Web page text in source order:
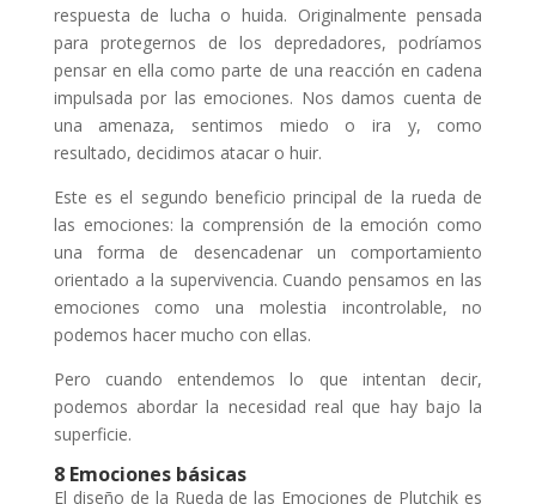
respuesta de lucha o huida. Originalmente pensada
para protegernos de los depredadores, podríamos
pensar en ella como parte de una reacción en cadena
impulsada por las emociones. Nos damos cuenta de
una amenaza, sentimos miedo o ira y, como
resultado, decidimos atacar o huir.
Este es el segundo beneficio principal de la rueda de
las emociones: la comprensión de la emoción como
una forma de desencadenar un comportamiento
orientado a la supervivencia. Cuando pensamos en las
emociones como una molestia incontrolable, no
podemos hacer mucho con ellas.
Pero cuando entendemos lo que intentan decir,
podemos abordar la necesidad real que hay bajo la
superficie.
8 Emociones básicas
El diseño de la Rueda de las Emociones de Plutchik es